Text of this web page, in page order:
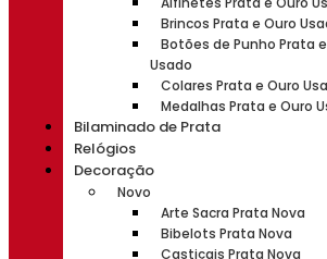
Brincos Prata e Ouro
Botões de Punho Prata
Usado
Colares Prata e Ouro
Medalhas Prata e Ouro
Bilaminado de Prata
Relógios
Decoração
Novo
Arte Sacra Prata Nova
Bibelots Prata Nova
Castiçais Prata Nova